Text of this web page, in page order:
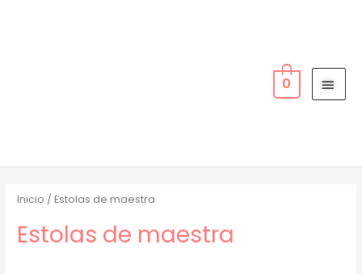
0
Inicio / Estolas de maestra
Estolas de maestra